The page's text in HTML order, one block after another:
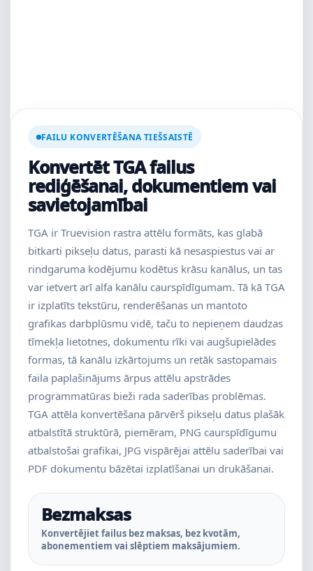
FAILU KONVERTĒŠANA TIEŠSAISTĒ
Konvertēt TGA failus
rediģēšanai, dokumentiem vai
savietojamībai
TGA ir Truevision rastra attēlu formāts, kas glabā
bitkarti pikseļu datus, parasti kā nesaspiestus vai ar
rindgaruma kodējumu kodētus krāsu kanālus, un tas
var ietvert arī alfa kanālu caurspīdīgumam. Tā kā TGA
ir izplatīts tekstūru, renderēšanas un mantoto
grafikas darbplūsmu vidē, taču to nepieņem daudzas
tīmekļa lietotnes, dokumentu rīki vai augšupielādes
formas, tā kanālu izkārtojums un retāk sastopamais
faila paplašinājums ārpus attēlu apstrādes
programmatūras bieži rada saderības problēmas.
TGA attēla konvertēšana pārvērš pikseļu datus plašāk
atbalstītā struktūrā, piemēram, PNG caurspīdīgumu
atbalstošai grafikai, JPG vispārējai attēlu saderībai vai
PDF dokumentu bāzētai izplatīšanai un drukāšanai.
Bezmaksas
Konvertējiet failus bez maksas, bez kvotām,
abonementiem vai slēptiem maksājumiem.